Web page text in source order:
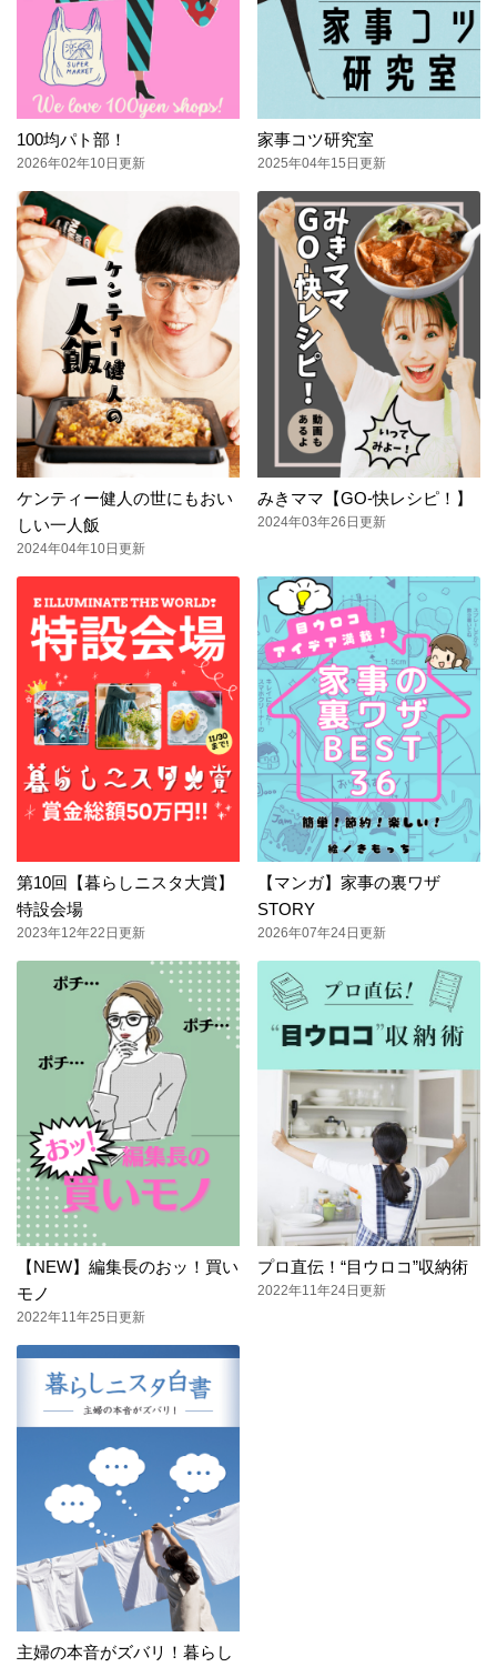
100均パト部！
2026年02年10日更新
家事コツ研究室
2025年04年15日更新
ケンティー健人の世にもおい
しい一人飯
2024年04年10日更新
みきママ【GO-快レシピ！】
2024年03年26日更新
第10回【暮らしニスタ大賞】
特設会場
2023年12年22日更新
【マンガ】家事の裏ワザ
STORY
2026年07年24日更新
【NEW】編集長のおッ！買い
モノ
2022年11年25日更新
プロ直伝！“目ウロコ”収納術
2022年11年24日更新
主婦の本音がズバリ！暮らし